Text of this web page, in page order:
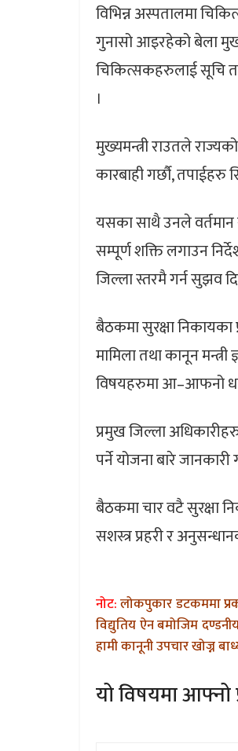
विभिन्न अस्पतालमा
गुनासो आइरहेको बेला
चिकित्सकहरुलाई सूचि
।
मुख्यमन्त्री राउतले
कारबाही गर्छौ, तपाईहरु
यसका साथै उनले
सम्पूर्ण शक्ति लगाउन
जिल्ला स्तरमै गर्न सुझव
बैठकमा सुरक्षा निकायका
मामिला तथा कानून मन्त्री
विषयहरुमा आ–आफनो
प्रमुख जिल्ला
पर्ने योजना बारे
बैठकमा चार वटै सुरक्षा
सशस्त्र प्रहरी र
नोट:लोकपुकार डटकममा
विद्युतिय ऐन बमोजिम
हामी कानूनी उपचार खोज्न
यो विषयमा आफ्नो